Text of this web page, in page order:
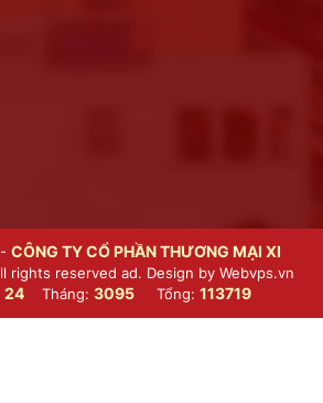
CÔNG TY CỔ PHẦN THƯƠNG MẠI XI
rights reserved ad. Design by Webvps.vn
24 Tháng: 3095 Tổng: 113719